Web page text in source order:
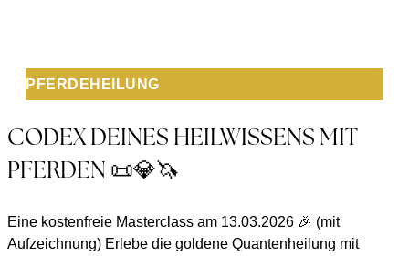
PFERDEHEILUNG
CODEX DEINES HEILWISSENS MIT
PFERDEN 📜💎🦄
Eine kostenfreie Masterclass am 13.03.2026 🎉 (mit
Aufzeichnung) Erlebe die goldene Quantenheilung mit